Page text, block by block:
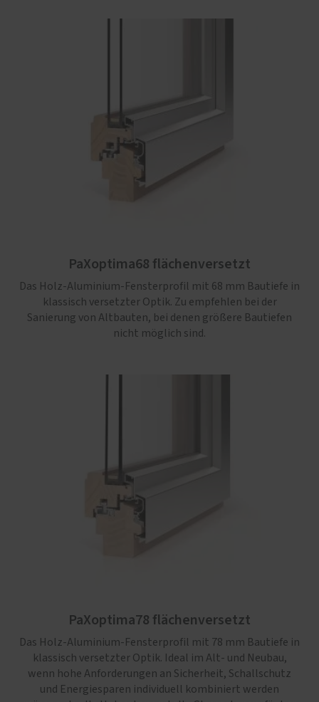
PaXoptima68 flächenversetzt
Das Holz-Aluminium-Fensterprofil mit 68 mm Bautiefe in
klassisch versetzter Optik. Zu empfehlen bei der
Sanierung von Altbauten, bei denen größere Bautiefen
nicht möglich sind.
PaXoptima78 flächenversetzt
Das Holz-Aluminium-Fensterprofil mit 78 mm Bautiefe in
klassisch versetzter Optik. Ideal im Alt- und Neubau,
wenn hohe Anforderungen an Sicherheit, Schallschutz
und Energiesparen individuell kombiniert werden